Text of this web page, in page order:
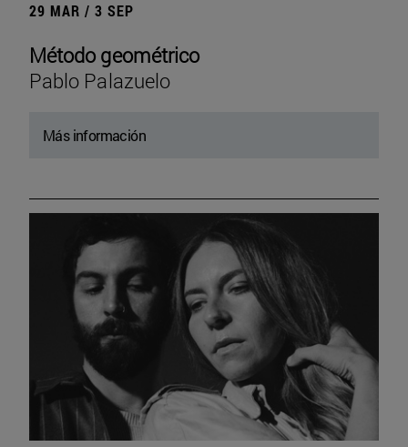
29 MAR / 3 SEP
Método geométrico
Pablo Palazuelo
Más información